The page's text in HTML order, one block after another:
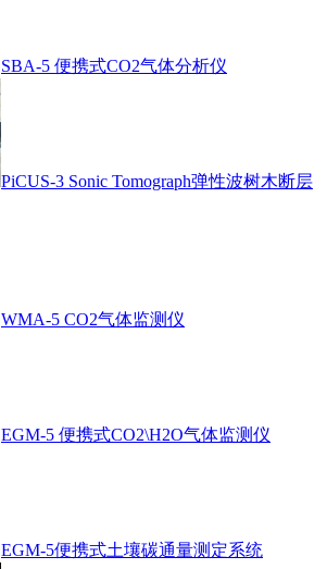
SBA-5 便携式CO2气体分析仪
PiCUS-3 Sonic Tomograph弹性波树木断层
WMA-5 CO2气体监测仪
EGM-5 便携式CO2\H2O气体监测仪
EGM-5便携式土壤碳通量测定系统